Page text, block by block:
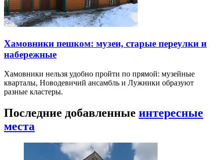
Хамовники пешком: музеи, старые переулки и
набережные
Хамовники нельзя удобно пройти по прямой: музейные
кварталы, Новодевичий ансамбль и Лужники образуют
разные кластеры.
Последние добавленные интересные
места